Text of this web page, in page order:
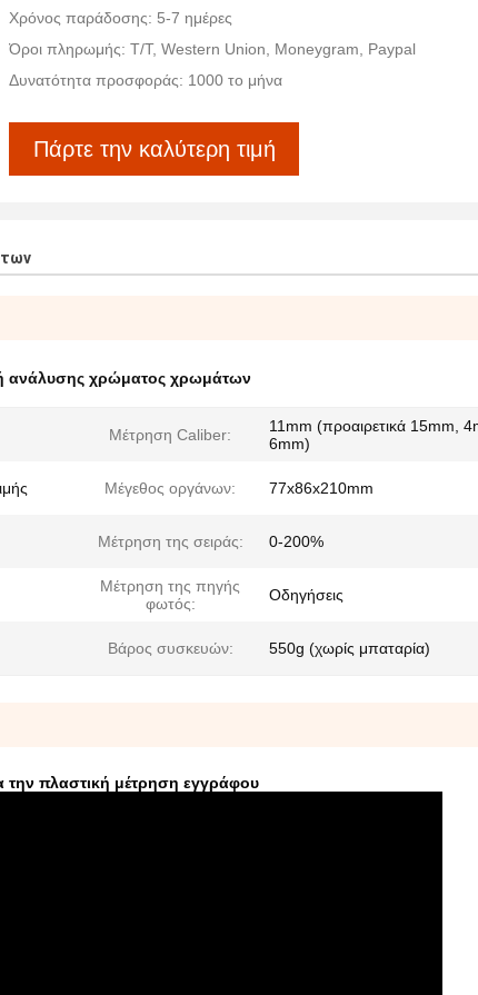
Χρόνος παράδοσης: 5-7 ημέρες
Όροι πληρωμής: T/T, Western Union, Moneygram, Paypal
Δυνατότητα προσφοράς: 1000 το μήνα
Πάρτε την καλύτερη τιμή
ανάλυσης χρώματος χρωμάτων
Μέτρηση Caliber:
11mm (προαιρετικά 15mm,
6mm)
Μέγεθος οργάνων: 77x86x210mm
Μέτρηση της σειράς: 0-200%
Μέτρηση της πηγής
φωτός:
Οδηγήσεις
Βάρος συσκευών: 550g (χωρίς μπαταρία)
πλαστική μέτρηση εγγράφου